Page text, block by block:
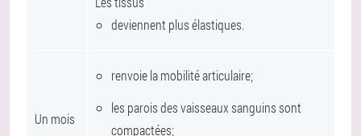
deviennent plus élastiques.
Un mois
renvoie la mobilité articulaire;
les parois des vaisseaux sanguins sont
compactées;